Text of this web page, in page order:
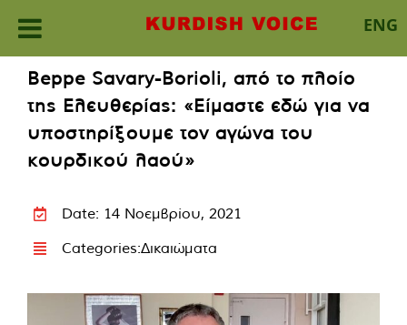
ENG
content
Beppe Savary-Borioli, από το πλοίο
της Ελευθερίας: «Είμαστε εδώ για να
υποστηρίξουμε τον αγώνα του
κουρδικού λαού»
Date: 14 Νοεμβρίου, 2021
Categories:Δικαιώματα